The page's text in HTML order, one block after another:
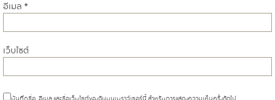
อีเมล *
เว็บไซต์